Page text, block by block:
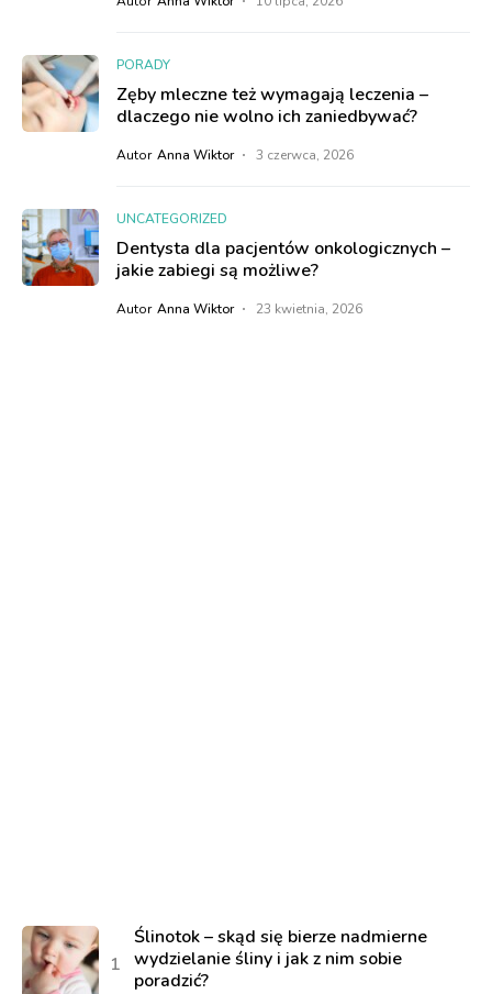
PORADY
Zęby mleczne też wymagają leczenia –
dlaczego nie wolno ich zaniedbywać?
Autor Anna Wiktor 3 czerwca, 2026
UNCATEGORIZED
Dentysta dla pacjentów onkologicznych –
jakie zabiegi są możliwe?
Autor Anna Wiktor 23 kwietnia, 2026
Ślinotok – skąd się bierze nadmierne
wydzielanie śliny i jak z nim sobie
poradzić?